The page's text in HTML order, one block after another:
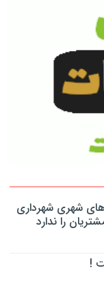
شهری شهرداری
را ندارد
!